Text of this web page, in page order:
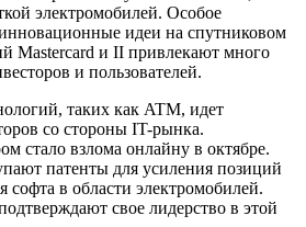
электромобилей. Особое
идеи на спутниковом
Mastercard и II привлекают много
и пользователей.
таких как ATM, идет
со стороны IT-рынка.
стало взлома онлайну в октябре.
патенты для усиления позиций
софта в области электромобилей.
свое лидерство в этой